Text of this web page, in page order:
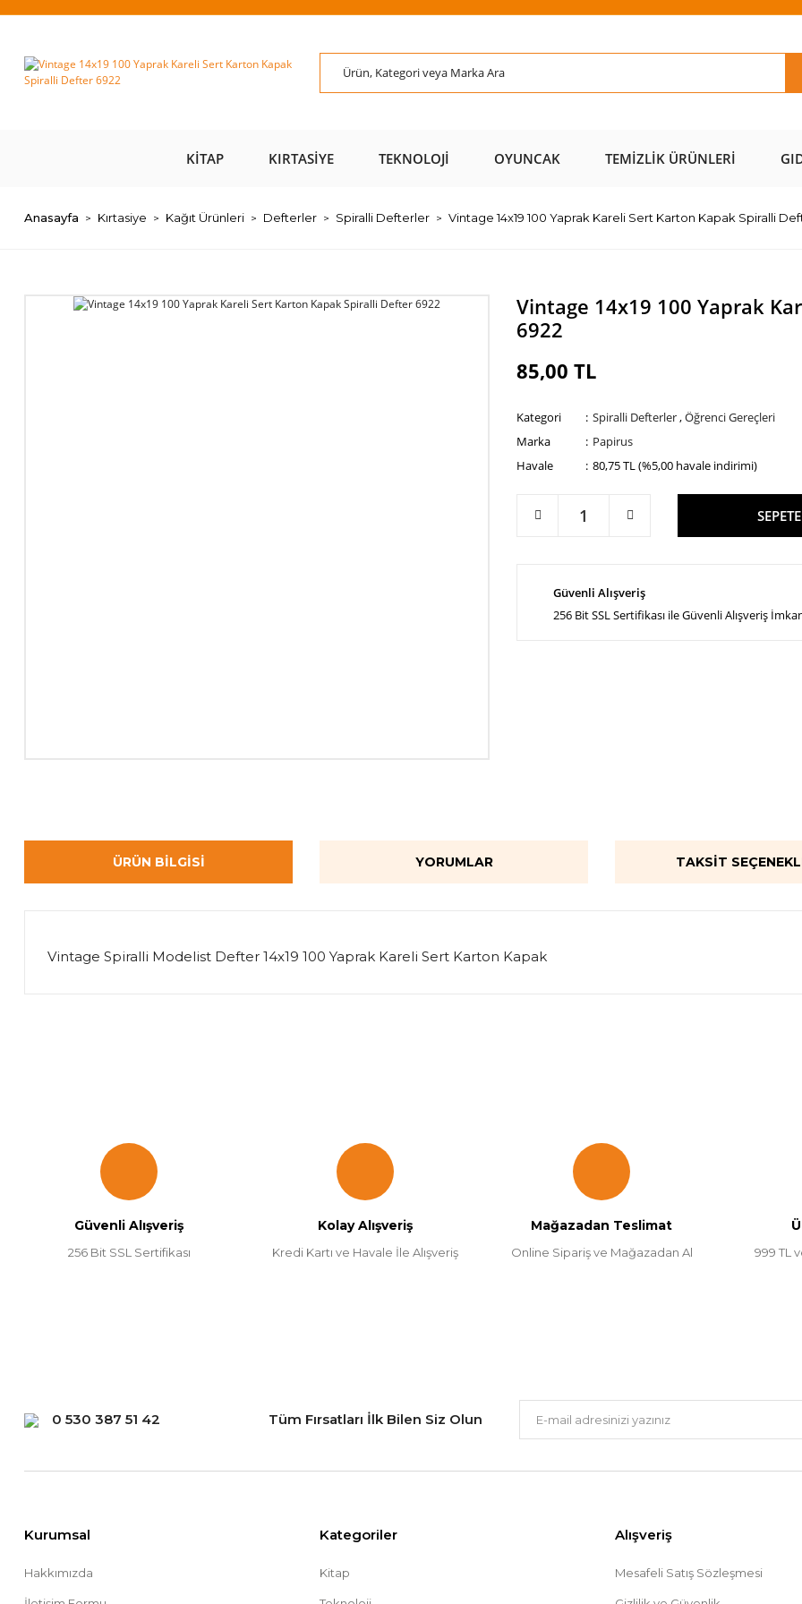
KITAP KIRTASIYE TEKNOLOJI OYUNCAK TEMIZLIK ÜRÜNLERI
Anasayfa Kırtasiye Kağıt Ürünleri Defterler Spiralli Defterler Vintage 14x19 100 Yaprak Kareli Sert Karton Kapak Spiralli
Vintage 14x19 100 Yaprak
6922
85,00 TL
Kategori Spiralli Defterler,Öğrenci Gereçleri
Marka
Papirus
Havale
80,75 TL (%5,00 havale indirimi)
Güvenli Alışveriş
256 Bit SSL Sertifikası ile Güvenli Alışveriş
ÜRÜN BILGISI YORUMLAR TAKSIT
Vintage Spiralli Modelist Defter 14x19 100 Yaprak Kareli Sert Karton Kapak
Ürün açıklamasında eksik bilgiler bulunuyor.
Ürün bilgilerinde hatalar bulunuyor.
Gönder
Güvenli Alışveriş
256 Bit SSL Sertifikası
Kolay Alışveriş
Kredi Kartı ve Havale İle Alışveriş
Mağazadan Teslimat
Online Sipariş ve Mağazadan Al 999 TL
0 530 387 51 42 Tüm Fırsatları İlk Bilen Siz Olun
Kurumsal
Hakkımızda
Kategoriler
Kitap
Alışveriş
Mesafeli Satış Sözleşmesi